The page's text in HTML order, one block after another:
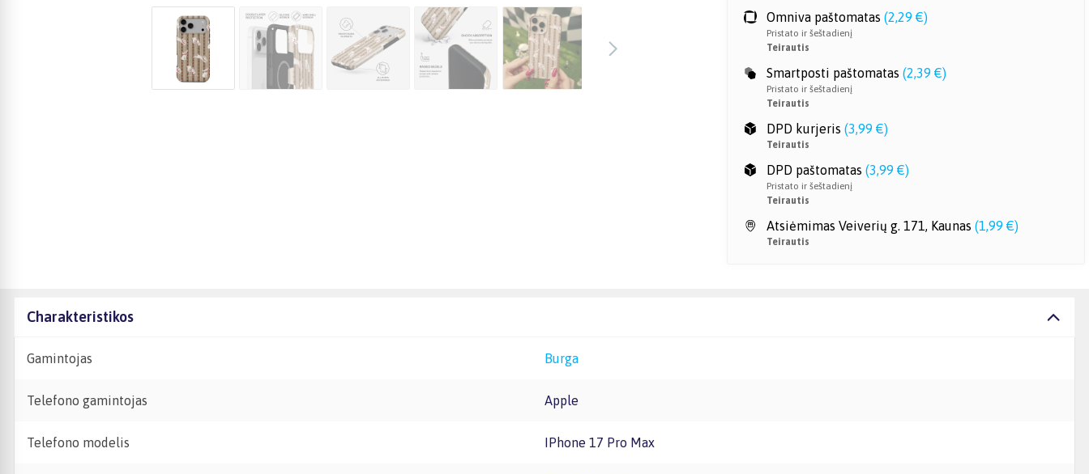
Omniva paštomatas (2,29 €)
Pristato ir šeštadienį
Teirautis
Smartposti paštomatas (2,39 €)
Pristato ir šeštadienį
Teirautis
DPD kurjeris (3,99 €)
Teirautis
DPD paštomatas (3,99 €)
Pristato ir šeštadienį
Teirautis
Atsiėmimas Veiverių g. 171, Kaunas (1,99 €)
Teirautis
Charakteristikos
Gamintojas Burga
Telefono gamintojas Apple
Telefono modelis iPhone 17 Pro Max